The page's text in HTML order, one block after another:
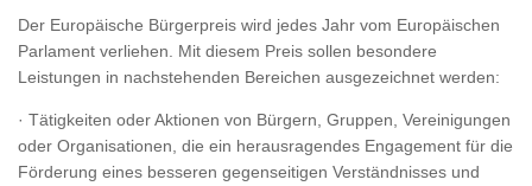
Der Europäische Bürgerpreis wird jedes Jahr vom Europäischen
Parlament verliehen. Mit diesem Preis sollen besondere
Leistungen in nachstehenden Bereichen ausgezeichnet werden:
· Tätigkeiten oder Aktionen von Bürgern, Gruppen, Vereinigungen
oder Organisationen, die ein herausragendes Engagement für die
Förderung eines besseren gegenseitigen Verständnisses und